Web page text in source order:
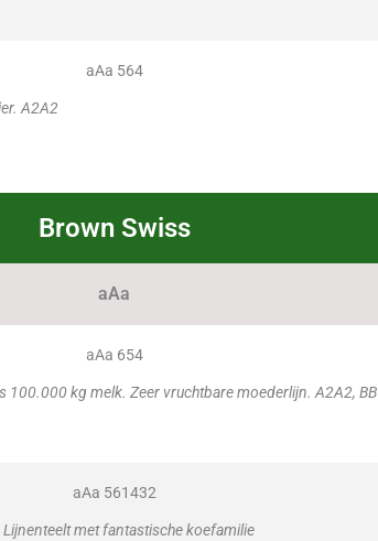
aAa 564
A2A2
Brown Swiss
aAa
aAa 654
100.000 kg melk. Zeer vruchtbare moederlijn. A2A2, BB
aAa 561432
met fantastische koefamilie